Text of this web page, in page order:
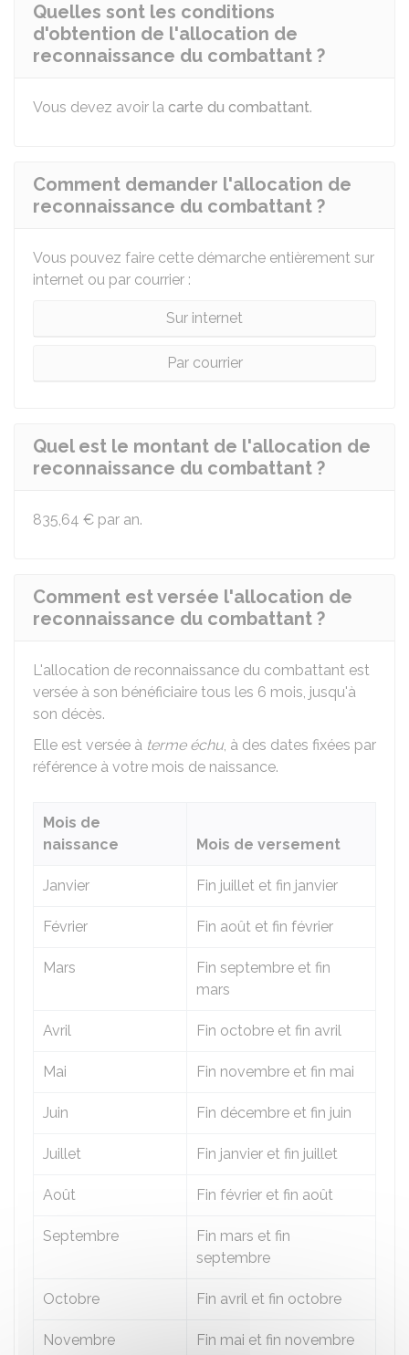
Quelles sont les conditions
d'obtention de l'allocation de
reconnaissance du combattant ?
Vous devez avoir la carte du combattant.
Comment demander l'allocation de
reconnaissance du combattant ?
Vous pouvez faire cette démarche entièrement sur
internet ou par courrier :
Sur internet
Par courrier
Quel est le montant de l'allocation de
reconnaissance du combattant ?
835,64 € par an.
Comment est versée l'allocation de
reconnaissance du combattant ?
L'allocation de reconnaissance du combattant est
versée à son bénéficiaire tous les 6 mois, jusqu'à
son décès.
Elle est versée à terme échu, à des dates fixées par
référence à votre mois de naissance.
Mois de
naissance
Mois de versement
Janvier Fin juillet et fin janvier
Février Fin août et fin février
Mars
Fin septembre et fin
mars
Avril Fin octobre et fin avril
Mai Fin novembre et fin mai
Juin Fin décembre et fin juin
Juillet Fin janvier et fin juillet
Août Fin février et fin août
Septembre
Fin mars et fin
septembre
Octobre Fin avril et fin octobre
Novembre Fin mai et fin novembre